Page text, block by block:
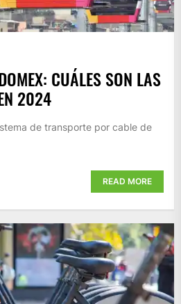
CUÁLES SON LAS
2024
de transporte por cable de
READ MORE